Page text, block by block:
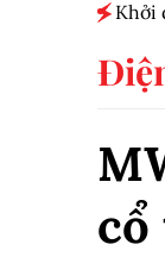
Khởi
cổ